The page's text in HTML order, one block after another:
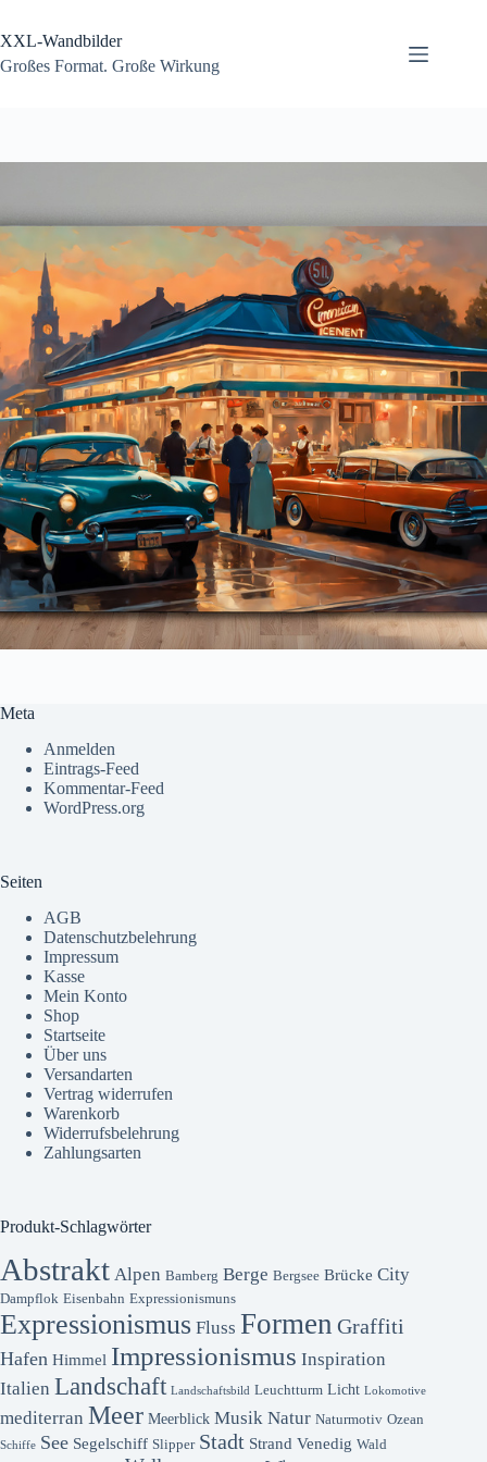
springen
XXL-Wandbilder
Großes Format. Große Wirkung
Meta
Anmelden
Eintrags-Feed
Kommentar-Feed
WordPress.org
Seiten
AGB
Datenschutzbelehrung
Impressum
Kasse
Mein Konto
Shop
Startseite
Über uns
Versandarten
Vertrag widerrufen
Warenkorb
Widerrufsbelehrung
Zahlungsarten
Produkt-Schlagwörter
Abstrakt Alpen Bamberg Berge Bergsee Brücke City
Dampflok Eisenbahn Expressionismuns
Expressionismus Fluss Formen Graffiti
Hafen Himmel Impressionismus Inspiration
Italien Landschaft Landschaftsbild Leuchtturm Licht Lokomotive
mediterran Meer Meerblick Musik Natur Naturmotiv Ozean
Schiffe See Segelschiff Slipper Stadt Strand Venedig Wald